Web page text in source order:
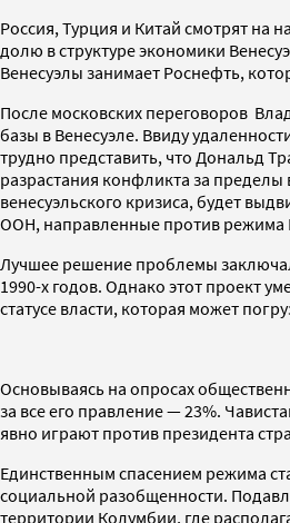
Россия, Турция и Китай смотрят
долю в структуре экономики
Венесуэлы занимает Роснефть,
После московских переговоров
базы в Венесуэле. Ввиду
трудно представить, что Дональд
разрастания конфликта за
венесуэльского кризиса, будет
ООН, направленные против режима
Лучшее решение проблемы
1990-х годов. Однако этот проект
статусе власти, которая может
Основываясь на опросах
за все его правление — 23%.
явно играют против президента
Единственным спасением режима
социальной разобщенности.
территории Колумбии, где